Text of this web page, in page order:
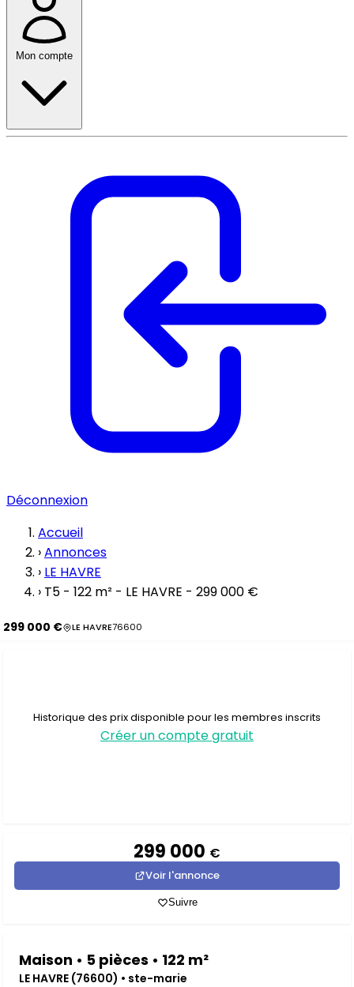
Mon compte
Déconnexion
Accueil
›Annonces
› LE HAVRE
› T5 - 122 m² - LE HAVRE - 299 000 €
299 000 € LE HAVRE76600
Historique des prix disponible pour les membres inscrits
Créer un compte gratuit
299 000 €
Voir l'annonce
Suivre
Maison • 5 pièces • 122 m²
LE HAVRE (76600) • ste-marie